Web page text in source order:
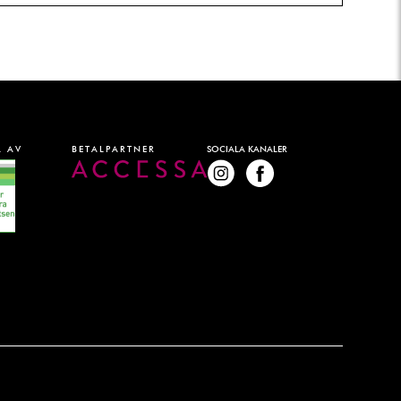
AV BETALPARTNER SOCIALA KANALER